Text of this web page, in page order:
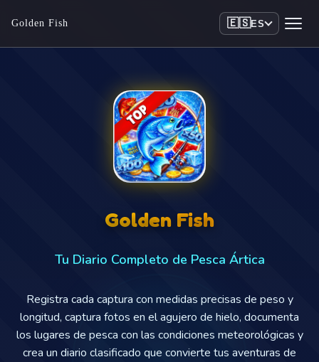
Golden Fish 🇪🇸ES
Golden Fish
Tu Diario Completo de Pesca Ártica
Registra cada captura con medidas precisas de peso y
longitud, captura fotos en el agujero de hielo, documenta
los lugares de pesca con las condiciones meteorológicas y
crea un diario clasificado que convierte tus aventuras de